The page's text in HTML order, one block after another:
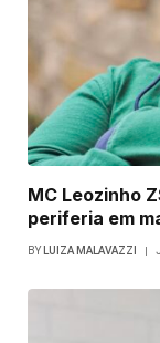
MC Leozinho
periferia em
BY LUIZA MALAVAZZI